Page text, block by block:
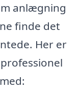
anlægning
finde det
Her er